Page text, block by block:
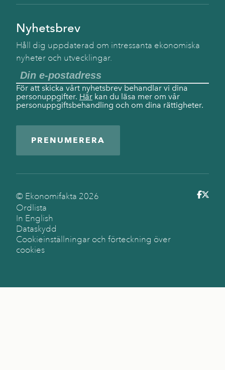
Nyhetsbrev
Håll dig uppdaterad om intressanta ekonomiska
nyheter och utvecklingar.
För att skicka vårt nyhetsbrev behandlar vi dina
personuppgifter. Här kan du läsa mer om vår
personuppgiftsbehandling och om dina rättigheter.
PRENUMERERA
© Ekonomifakta 2026
Ordlista
In English
Dataskydd
Cookieinställningar och förteckning över
cookies